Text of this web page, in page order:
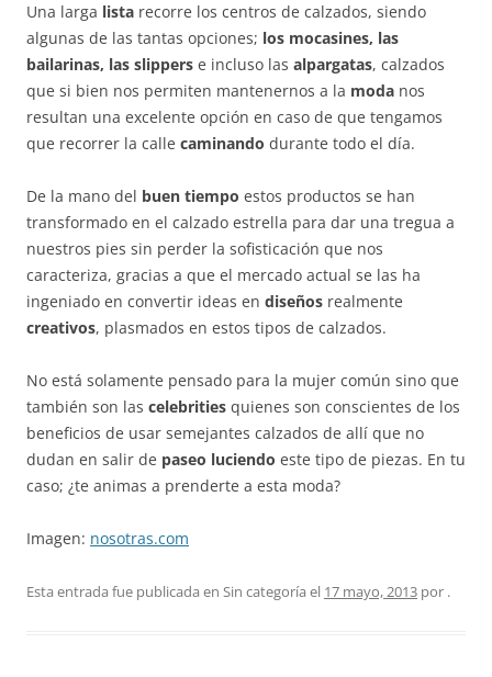
Una larga lista recorre los centros de calzados, siendo
algunas de las tantas opciones; los mocasines, las
bailarinas, las slippers e incluso las alpargatas, calzados
que si bien nos permiten mantenernos a la moda nos
resultan una excelente opción en caso de que tengamos
que recorrer la calle caminando durante todo el día.
De la mano del buen tiempo estos productos se han
transformado en el calzado estrella para dar una tregua a
nuestros pies sin perder la sofisticación que nos
caracteriza, gracias a que el mercado actual se las ha
ingeniado en convertir ideas en diseños realmente
creativos, plasmados en estos tipos de calzados.
No está solamente pensado para la mujer común sino que
también son las celebrities quienes son conscientes de los
beneficios de usar semejantes calzados de allí que no
dudan en salir de paseo luciendo este tipo de piezas. En tu
caso; ¿te animas a prenderte a esta moda?
Imagen: nosotras.com
Esta entrada fue publicada en Sin categoría el 17 mayo, 2013 por .